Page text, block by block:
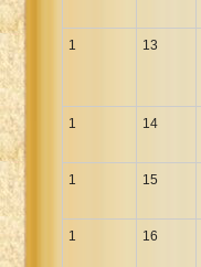
1 13
1 14
1 15
1 16